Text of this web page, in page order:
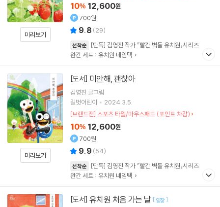
미리보기
10% 12,600원
700원
9.8 (29)
선착순
[단독] 김영진 작가 『빨간 벽돌 유치원』시리즈
완간 세트 : 유치원 네임택
미리보기
[도서] 미안해, 괜찮아
김영진 글그림
길벗어린이
2024.3.5.
[브랜드전] 스포츠 타월/마우스패드 (포인트 차감)
10% 12,600원
700원
9.9 (54)
선착순
[단독] 김영진 작가 『빨간 벽돌 유치원』시리즈
완간 세트 : 유치원 네임택
[도서] 유치원 처음 가는 날 [ 양장]